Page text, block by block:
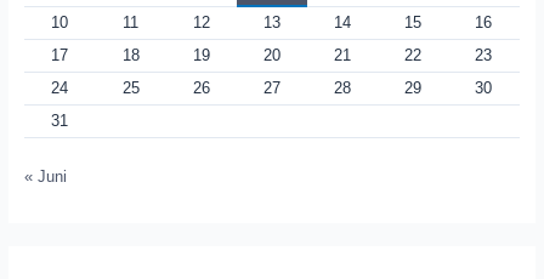
10
11 12 13 14 15
16
17
18 19 20 21 22
23
24
25 26 27 28 29
30
31
« Juni